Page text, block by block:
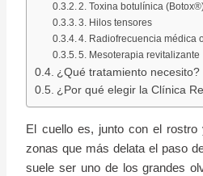
2. Toxina botulínica
3. Hilos tensores
4. Radiofrecuencia médica
5. Mesoterapia revitalizante
¿Qué tratamiento necesito?
¿Por qué elegir la Clínica
El cuello es, junto con el
zonas que más delata el paso
suele ser uno de los grandes